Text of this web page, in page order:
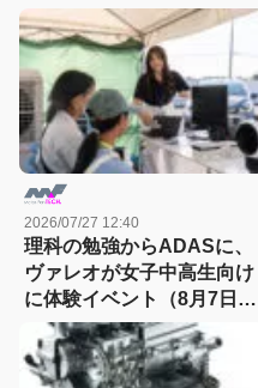
月から30か月へと大幅短縮
2026/07/27 12:40
理科の勉強からADASに、
ヴァレオが女子中高生向け
に体験イベント（8月7日締
切）